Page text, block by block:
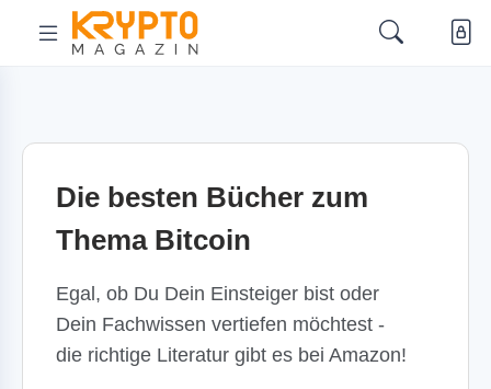
Die besten Bücher zum
Thema Bitcoin
Egal, ob Du Dein Einsteiger bist oder
Dein Fachwissen vertiefen möchtest -
die richtige Literatur gibt es bei Amazon!